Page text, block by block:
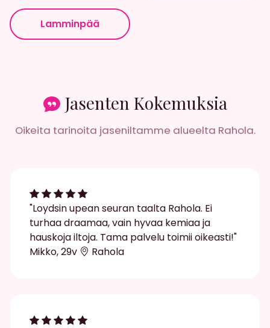
Lamminpää
Jasenten Kokemuksia
Oikeita tarinoita jaseniltamme alueelta Rahola.
"Loydsin upean seuran taalta Rahola. Ei
turhaa draamaa, vain hyvaa kemiaa ja
hauskoja iltoja. Tama palvelu toimii oikeasti!"
Mikko, 29v
Rahola